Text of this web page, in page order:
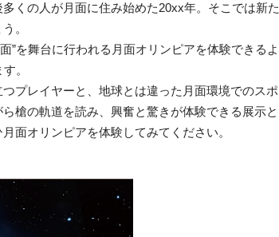
くの人が月面に住み始めた20xx年。そこでは新た
。
”を舞台に行われる月面オリンピアを体験できるよ
。
プレイヤーと、地球とは違った月面環境でのスポ
槍の軌道を読み、興奮と驚きが体験できる展示と
面オリンピアを体験してみてください。